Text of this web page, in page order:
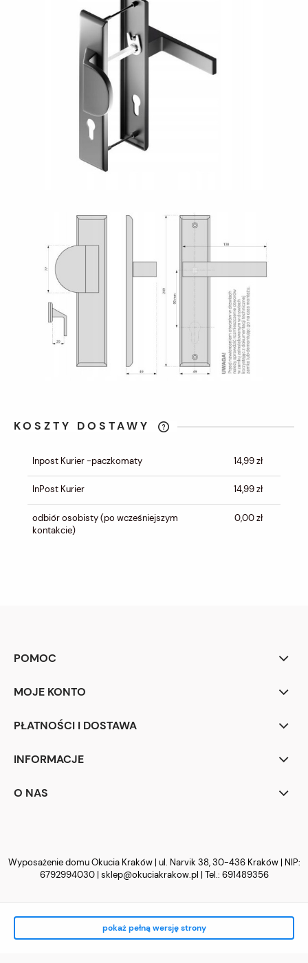
KOSZTY DOSTAWY
KOSZTÓW PŁATNOŚCI
Inpost Kurier -paczkomaty 14,99 zł
InPost Kurier 14,99 zł
odbiór osobisty(po wcześniejszym
kontakcie)
0,00 zł
POMOC
MOJE KONTO
PŁATNOŚCI I DOSTAWA
INFORMACJE
O NAS
Wyposażenie domu Okucia Kraków | ul. Narvik 38, 30-436 Kraków | NIP:
6792994030 | sklep@okuciakrakow.pl | Tel.: 691489356
pokaż pełną wersję strony